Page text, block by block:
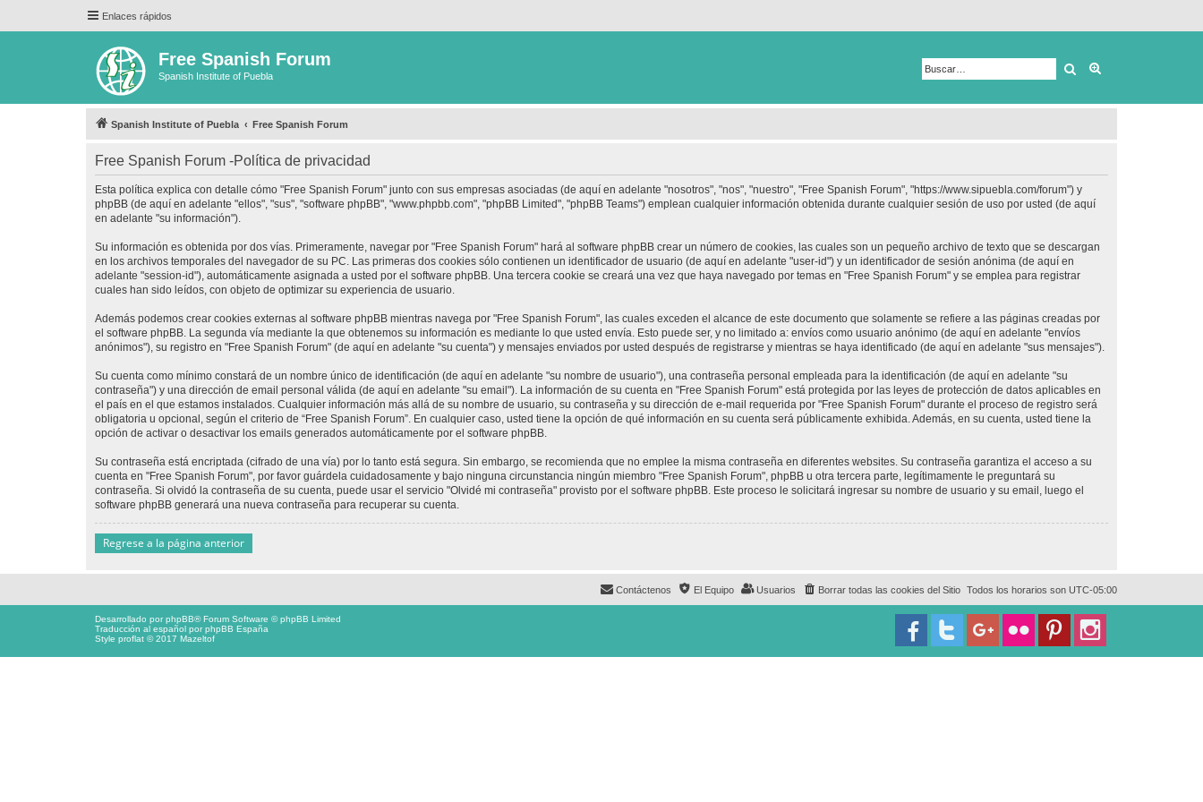
Enlaces rápidos
Free Spanish Forum
Spanish Institute of Puebla Buscar
Spanish Institute of Puebla Free Spanish Forum
Free Spanish Forum -Política de privacidad
Esta política explica con detalle cómo "Free Spanish Forum" junto con sus empresas asociadas (de aquí en adelante "nosotros", "nos", "nuestro", "Free Spanish Forum", "https://www.sipuebla.com/forum") y
phpBB (de aquí en adelante "ellos", "sus", "software phpBB", "www.phpbb.com", "phpBB Limited", "phpBB Teams") emplean cualquier información obtenida durante cualquier sesión de uso por usted (de aquí
en adelante "su información").
Su información es obtenida por dos vías. Primeramente, navegar por "Free Spanish Forum" hará al software phpBB crear un número de cookies, las cuales son un pequeño archivo de texto que se descargan
en los archivos temporales del navegador de su PC. Las primeras dos cookies sólo contienen un identificador de usuario (de aquí en adelante "user-id") y un identificador de sesión anónima (de aquí en
adelante "session-id"), automáticamente asignada a usted por el software phpBB. Una tercera cookie se creará una vez que haya navegado por temas en "Free Spanish Forum" y se emplea para registrar
cuales han sido leídos, con objeto de optimizar su experiencia de usuario.
Además podemos crear cookies externas al software phpBB mientras navega por "Free Spanish Forum", las cuales exceden el alcance de este documento que solamente se refiere a las páginas creadas por
el software phpBB. La segunda vía mediante la que obtenemos su información es mediante lo que usted envía. Esto puede ser, y no limitado a: envíos como usuario anónimo (de aquí en adelante "envíos
anónimos"), su registro en "Free Spanish Forum" (de aquí en adelante "su cuenta") y mensajes enviados por usted después de registrarse y mientras se haya identificado (de aquí en adelante "sus mensajes").
Su cuenta como mínimo constará de un nombre único de identificación (de aquí en adelante "su nombre de usuario"), una contraseña personal empleada para la identificación (de aquí en adelante "su
contraseña") y una dirección de email personal válida (de aquí en adelante "su email"). La información de su cuenta en "Free Spanish Forum" está protegida por las leyes de protección de datos aplicables en
el país en el que estamos instalados. Cualquier información más allá de su nombre de usuario, su contraseña y su dirección de e-mail requerida por "Free Spanish Forum" durante el proceso de registro será
obligatoria u opcional, según el criterio de “Free Spanish Forum”. En cualquier caso, usted tiene la opción de qué información en su cuenta será públicamente exhibida. Además, en su cuenta, usted tiene la
opción de activar o desactivar los emails generados automáticamente por el software phpBB.
Su contraseña está encriptada (cifrado de una vía) por lo tanto está segura. Sin embargo, se recomienda que no emplee la misma contraseña en diferentes websites. Su contraseña garantiza el acceso a su
cuenta en "Free Spanish Forum", por favor guárdela cuidadosamente y bajo ninguna circunstancia ningún miembro "Free Spanish Forum", phpBB u otra tercera parte, legítimamente le preguntará su
contraseña. Si olvidó la contraseña de su cuenta, puede usar el servicio "Olvidé mi contraseña" provisto por el software phpBB. Este proceso le solicitará ingresar su nombre de usuario y su email, luego el
software phpBB generará una nueva contraseña para recuperar su cuenta.
Regrese a la página anterior
Todos los horarios son UTC-05:00
Borrar todas las cookies del Sitio
Usuarios
El Equipo
Contáctenos
Desarrollado porphpBB® Forum Software © phpBB Limited
Traducción al español porphpBB España
Style proflat © 2017 Mazeltof